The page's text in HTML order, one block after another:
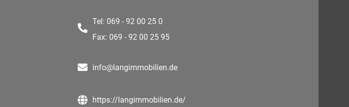
Tel: 069 - 92 00 25 0
Fax: 069 - 92 00 25 95
info@langimmobilien.de
https://langimmobilien.de/